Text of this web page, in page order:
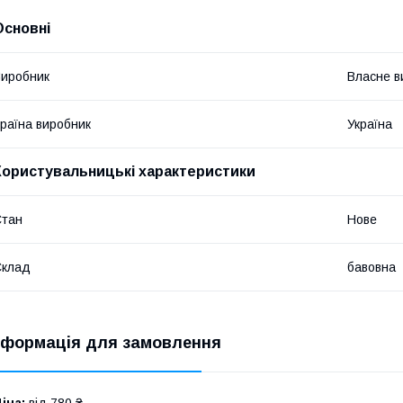
Власне
виробник Україна
характеристики
Нове
бавовна
для замовлення